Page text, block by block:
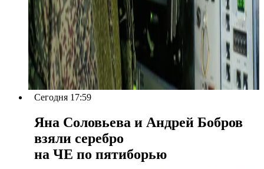
Сегодня 17:59
Яна Соловьева и Андрей Бобров
взяли серебро
на ЧЕ по пятиборью